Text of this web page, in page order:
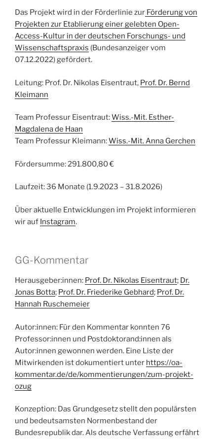
Das Projekt wird in der Förderlinie zur Förderung von
Projekten zur Etablierung einer gelebten Open-
Access-Kultur in der deutschen Forschungs- und
Wissenschaftspraxis (Bundesanzeiger vom
07.12.2022) gefördert.
Leitung: Prof. Dr. Nikolas Eisentraut, Prof. Dr. Bernd
Kleimann
Team Professur Eisentraut:Wiss.-Mit. Esther-
Magdalena de Haan
Team Professur Kleimann:Wiss.-Mit. Anna Gerchen
Fördersumme: 291.800,80 €
Laufzeit: 36 Monate (1.9.2023 – 31.8.2026)
Über aktuelle Entwicklungen im Projekt informieren
wir auf Instagram.
GG-Kommentar
Herausgeber:innen: Prof. Dr. Nikolas Eisentraut; Dr.
Jonas Botta; Prof. Dr. Friederike Gebhard; Prof. Dr.
Hannah Ruschemeier
Autor:innen: Für den Kommentar konnten 76
Professor:innen und Postdoktorand:innen als
Autor:innen gewonnen werden. Eine Liste der
Mitwirkenden ist dokumentiert unter https://oa-
kommentar.de/de/kommentierungen/zum-projekt-
ozug
Konzeption: Das Grundgesetz stellt den populärsten
und bedeutsamsten Normenbestand der
Bundesrepublik dar. Als deutsche Verfassung erfährt